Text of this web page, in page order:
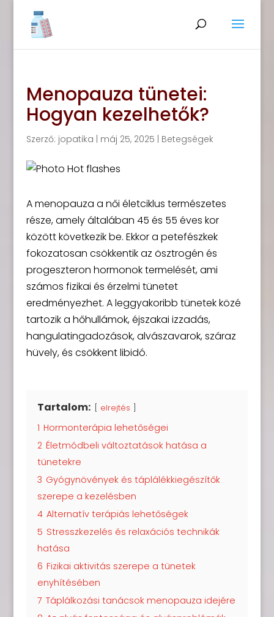
Menopauza tünetei:
Hogyan kezelhetők?
Szerző: jopatika máj 25, 2025 Betegségek
A menopauza a női életciklus természetes
része, amely általában 45 és 55 éves kor
között következik be. Ekkor a petefészkek
fokozatosan csökkentik az ösztrogén és
progeszteron hormonok termelését, ami
számos fizikai és érzelmi tünetet
eredményezhet. A leggyakoribb tünetek közé
tartozik a hőhullámok, éjszakai izzadás,
hangulatingadozások, alvászavarok, száraz
hüvely, és csökkent libidó.
Tartalom: elrejtés
1 Hormonterápia lehetőségei
2 Életmódbeli változtatások hatása a
tünetekre
3 Gyógynövények és táplálékkiegészítők
szerepe a kezelésben
4 Alternatív terápiás lehetőségek
5 Stresszkezelés és relaxációs technikák
hatása
6 Fizikai aktivitás szerepe a tünetek
enyhítésében
7 Táplálkozási tanácsok menopauza idejére